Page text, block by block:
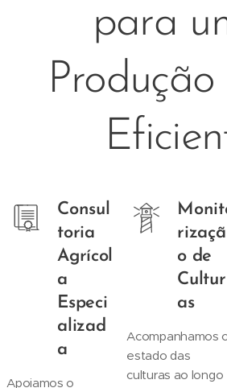
para
Consul
toria
Agrícol
a
Especi
alizad
a
Apoiamos o
rizaçã
o de
Cultur
as
Acompanhamos
estado das
culturas ao longo